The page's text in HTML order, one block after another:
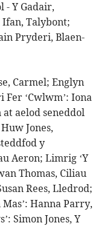
- Y Gadair,
Talybont;
Pryderi, Blaen-
Carmel; Englyn
Fer ‘Cwlwm’: Iona
aelod seneddol
Jones,
y
Aeron; Limrig ‘Y
Thomas, Ciliau
Rees, Lledrod;
Hanna Parry,
Simon Jones, Y